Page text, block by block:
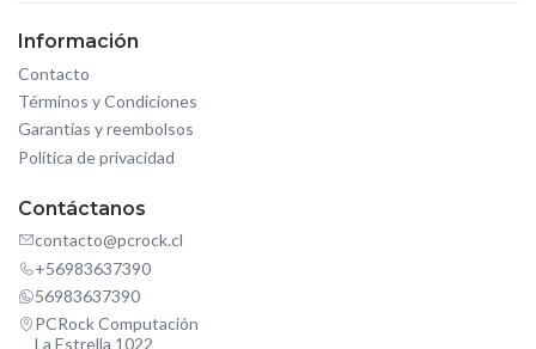
Información
Contacto
Términos y Condiciones
Garantías y reembolsos
Política de privacidad
Contáctanos
contacto@pcrock.cl
+56983637390
56983637390
PCRock Computación
La Estrella 1022